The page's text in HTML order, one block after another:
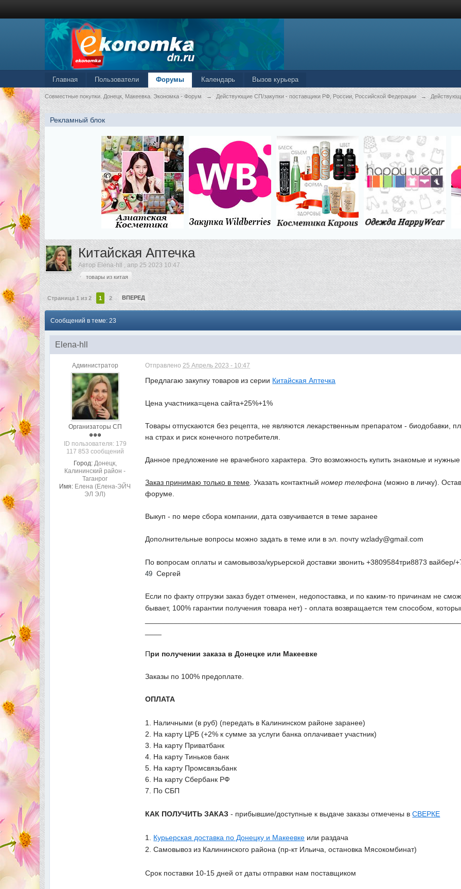
Главная Вызов курьера
Пользователи Форумы Календарь
Совместные покупки. Донецк, Макеевка. Экономка - Форум → Действующие СП/закупки - поставщики РФ, России, Российской Федерации →
Рекламный блок
Китайская Аптечка
АвторElena-hll ,апр 25 2023 10:47
товары из китая
Страница 1 из 2 1 2 ВПЕРЕД
Сообщений в теме: 23
Elena-hll
Администратор
Организаторы СП
ID пользователя: 179
117 853 сообщений
Город: Донецк,
Калининский район -
Таганрог
Имя: Елена (Елена-ЭЙЧ
ЭЛ ЭЛ)
Отправлено25 Апрель 2023 - 10:47
Предлагаю закупку товаров из серии Китайская Аптечка
Цена участника=цена сайта+25%+1%
Товары отпускаются без рецепта, не являются лекарственным препаратом - биодобавки,
на страх и риск конечного потребителя.
Данное предложение не врачебного характера. Это возможность купить знакомые и
Заказ принимаю только в теме . Указать контактныйномер телефона (можно в личку).
форуме.
Выкуп - по мере сбора компании, дата озвучивается в теме заранее
Дополнительные вопросы можно задать в теме или в эл. почтуwzlady@gmail.com
По вопросам оплаты и самовывоза/курьерской доставки звонить +3809584три8873 вайбер/
49 Сергей
Если по факту отгрузки заказ будет отменен, недопоставка, и по каким-то причинам не
бывает, 100% гарантии получения товара нет) - оплата возвращается тем способом,
При получении заказа в Донецке или Макеевке
Заказы по 100% предоплате.
ОПЛАТА
1. Наличными (в руб) (передать в Калининском районе заранее)
2. На карту ЦРБ (+2% к сумме за услуги банка оплачивает участник)
3. На карту Приватбанк
4. На карту Тиньков банк
5. На карту Промсвязьбанк
6. На карту Сбербанк РФ
7. По СБП
КАК ПОЛУЧИТЬ ЗАКАЗ- прибывшие/доступные к выдаче заказы отмечены вСВЕРКЕ
1. Курьерская доставка по Донецку и Макеевке или раздача
2. Самовывоз из Калининского района (пр-кт Ильича, остановка Мясокомбинат)
Срок поставки 10-15 дней от даты отправки нам поставщиком